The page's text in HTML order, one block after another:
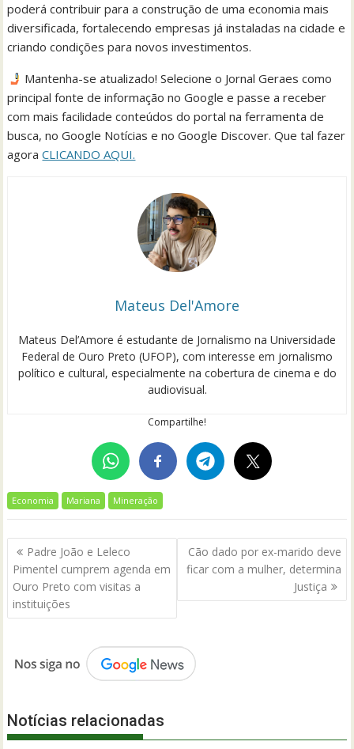
poderá contribuir para a construção de uma economia mais
diversificada, fortalecendo empresas já instaladas na cidade e
criando condições para novos investimentos.
Mantenha-se atualizado! Selecione o Jornal Geraes como
principal fonte de informação no Google e passe a receber
com mais facilidade conteúdos do portal na ferramenta de
busca, no Google Notícias e no Google Discover. Que tal fazer
agoraCLICANDO AQUI.
Mateus Del'Amore
Mateus Del’Amore é estudante de Jornalismo na Universidade
Federal de Ouro Preto (UFOP), com interesse em jornalismo
político e cultural, especialmente na cobertura de cinema e do
audiovisual.
Compartilhe!
Economia Mariana Mineração
Navegação
de
Post
Padre João e Leleco
Pimentel cumprem agenda em
Ouro Preto com visitas a
instituições
Cão dado por ex-marido deve
ficar com a mulher, determina
Justiça
Notícias relacionadas